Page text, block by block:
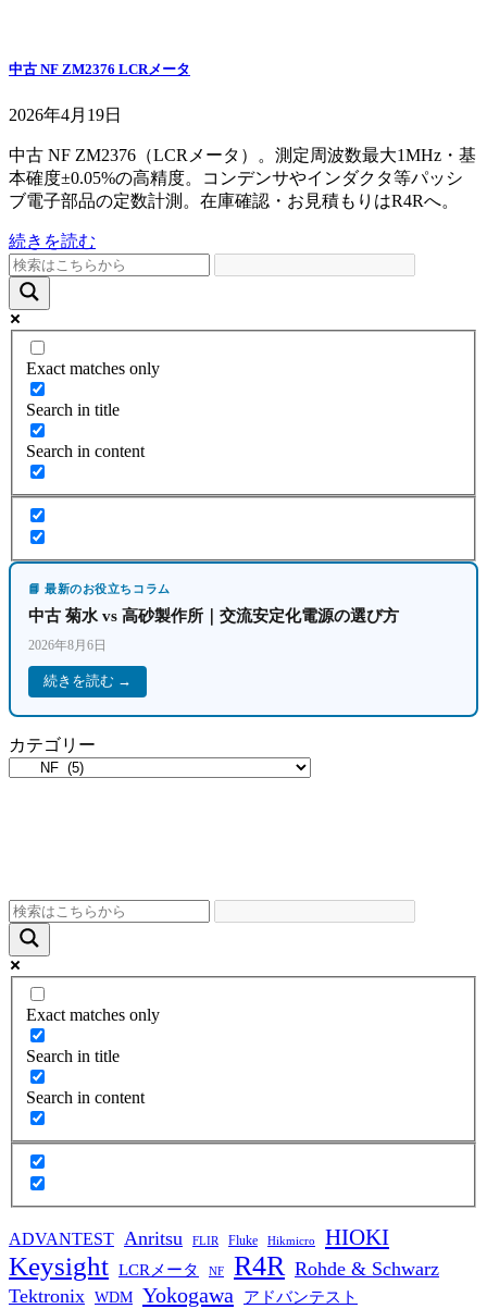
中古 NF ZM2376 LCRメータ
2026年4月19日
中古 NF ZM2376（LCRメータ）。測定周波数最大1MHz・基
本確度±0.05%の高精度。コンデンサやインダクタ等パッシ
ブ電子部品の定数計測。在庫確認・お見積もりはR4Rへ。
続きを読む
Exact matches only
Search in title
Search in content
📘 最新のお役立ちコラム
中古 菊水 vs 高砂製作所｜交流安定化電源の選び方
2026年8月6日
続きを読む →
カテゴリー
Exact matches only
Search in title
Search in content
ADVANTEST Anritsu FLIR Fluke Hikmicro HIOKI
Keysight LCRメータ NF R4R Rohde & Schwarz
Tektronix WDM Yokogawa アドバンテスト